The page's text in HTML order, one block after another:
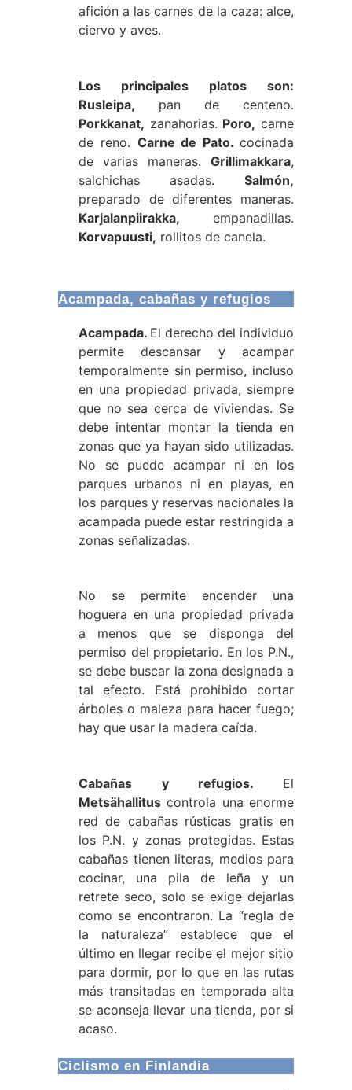
afición a las carnes de la caza: alce,
ciervo y aves.
Los principales platos son:
Rusleipa, pan de centeno.
Porkkanat, zanahorias. Poro, carne
de reno. Carne de Pato.cocinada
de varias maneras. Grillimakkara,
salchichas asadas. Salmón,
preparado de diferentes maneras.
Karjalanpiirakka, empanadillas.
Korvapuusti, rollitos de canela.
Acampada, cabañas y refugios
Acampada. El derecho del individuo
permite descansar y acampar
temporalmente sin permiso, incluso
en una propiedad privada, siempre
que no sea cerca de viviendas. Se
debe intentar montar la tienda en
zonas que ya hayan sido utilizadas.
No se puede acampar ni en los
parques urbanos ni en playas, en
los parques y reservas nacionales la
acampada puede estar restringida a
zonas señalizadas.
No se permite encender una
hoguera en una propiedad privada
a menos que se disponga del
permiso del propietario. En los P.N.,
se debe buscar la zona designada a
tal efecto. Está prohibido cortar
árboles o maleza para hacer fuego;
hay que usar la madera caída.
Cabañas y refugios. El
Metsähallitus controla una enorme
red de cabañas rústicas gratis en
los P.N. y zonas protegidas. Estas
cabañas tienen literas, medios para
cocinar, una pila de leña y un
retrete seco, solo se exige dejarlas
como se encontraron. La “regla de
la naturaleza” establece que el
último en llegar recibe el mejor sitio
para dormir, por lo que en las rutas
más transitadas en temporada alta
se aconseja llevar una tienda, por si
acaso.
Ciclismo en Finlandia